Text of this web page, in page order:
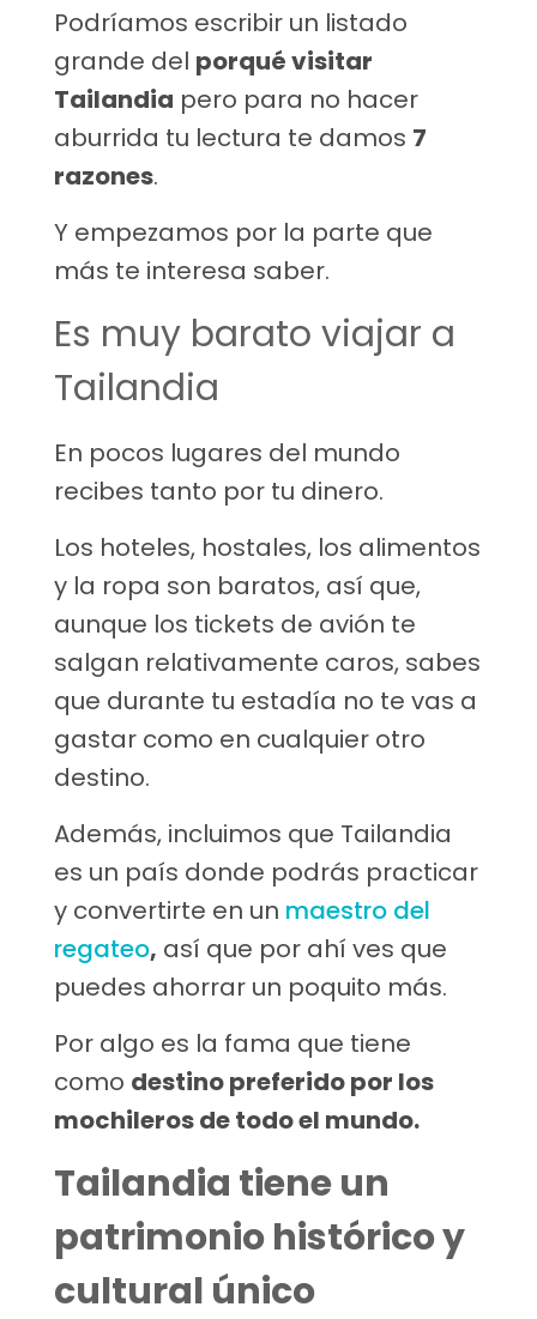
Podríamos escribir un listado
grande del porqué visitar
Tailandia pero para no hacer
aburrida tu lectura te damos 7
razones.
Y empezamos por la parte que
más te interesa saber.
Es muy barato viajar a
Tailandia
En pocos lugares del mundo
recibes tanto por tu dinero.
Los hoteles, hostales, los alimentos
y la ropa son baratos, así que,
aunque los tickets de avión te
salgan relativamente caros, sabes
que durante tu estadía no te vas a
gastar como en cualquier otro
destino.
Además, incluimos que Tailandia
es un país donde podrás practicar
y convertirte en un maestro del
regateo, así que por ahí ves que
puedes ahorrar un poquito más.
Por algo es la fama que tiene
como destino preferido por los
mochileros de todo el mundo.
Tailandia tiene un
patrimonio histórico y
cultural único